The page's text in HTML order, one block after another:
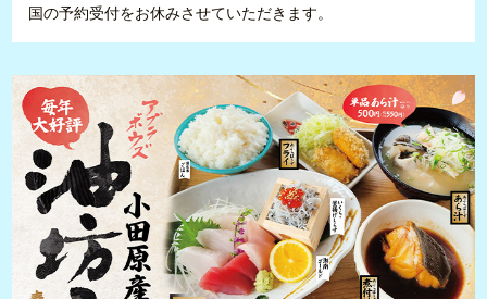
国の予約受付をお休みさせていただきます。